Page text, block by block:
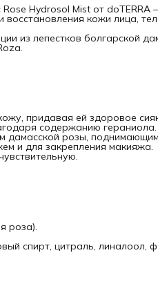
Меры
Только
Hydrosol Mist от doTERRA
кожи лица,
из лепестков болгарской
придавая ей здоровое
содержанию гераниола.
дамасской розы,
и для закрепления макияжа.
роза).
спирт, цитраль, линалоол,